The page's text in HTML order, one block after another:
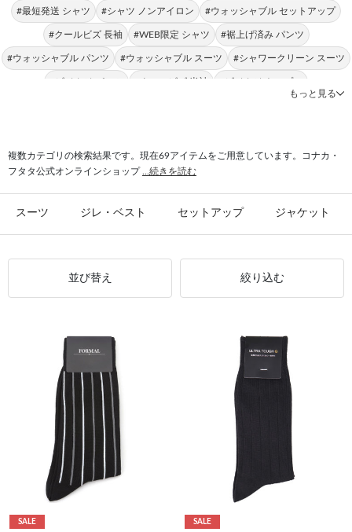
#最短発送 シャツ #シャツ ノンアイロン #ウォッシャブル セットアップ
#クールビズ 長袖 #WEB限定 シャツ #裾上げ済み パンツ
#ウォッシャブル パンツ #ウォッシャブル スーツ #シャワークリーン スーツ
#ビジカジ パンツ #クールビズ 半袖 #ビジカジ トップス
#スーツ フォーマル
もっと見る
複数カテゴリの検索結果です。現在69アイテムをご用意しています。コナカ・
フタタ公式オンラインショップ
...続きを読む
スーツ ジレ・ベスト セットアップ ジャケット
並び替え 絞り込む
SALE SALE